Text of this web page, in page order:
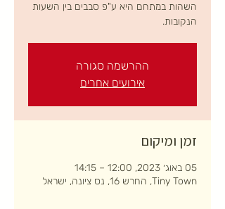
השהות במתחם היא ע"פ סבבים בין השעות
הנקובות.
ההרשמה סגורה
אירועים אחרים
זמן ומיקום
05 באוג׳ 2023, 12:00 – 14:15
Tiny Town, החרש 16, נס ציונה, ישראל